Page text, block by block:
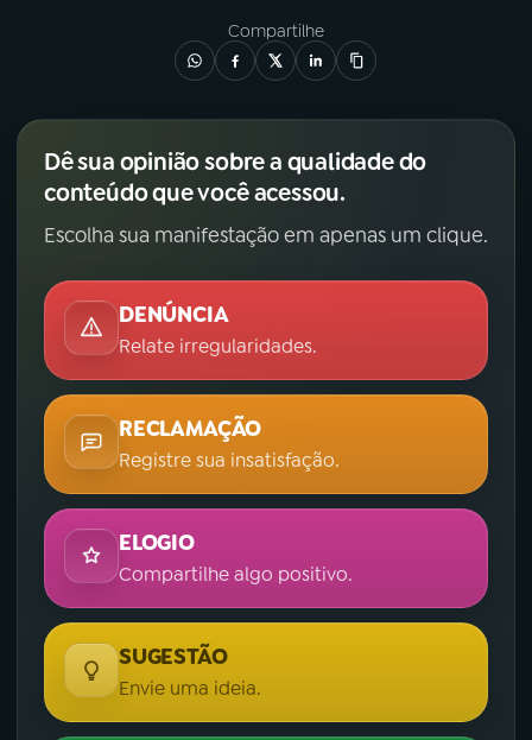
Compartilhe
Dê sua opinião sobre a qualidade do
conteúdo que você acessou.
Escolha sua manifestação em apenas um clique.
DENÚNCIA
Relate irregularidades.
RECLAMAÇÃO
Registre sua insatisfação.
ELOGIO
Compartilhe algo positivo.
SUGESTÃO
Envie uma ideia.